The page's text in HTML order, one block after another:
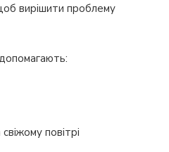
вирішити проблему
повітрі